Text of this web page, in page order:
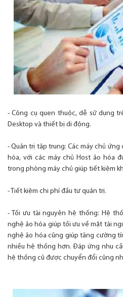
- Công cụ quen thuộc, dễ sử dụng
Desktop và thiết bị di động.
- Quản trị tập trung: Các máy chủ
hóa, với các máy chủ Host ảo hóa
trong phòng máy chủ giúp tiết kiệm
- Tiết kiệm chi phí đầu tư quản trị.
- Tối ưu tài nguyên hệ thống: Hệ
nghệ ảo hóa giúp tối ưu về mặt tài
nghệ ảo hóa cũng giúp tăng cường
nhiều hệ thống hơn. Đáp ứng nhu
hệ thống cũ được chuyển đổi cũng